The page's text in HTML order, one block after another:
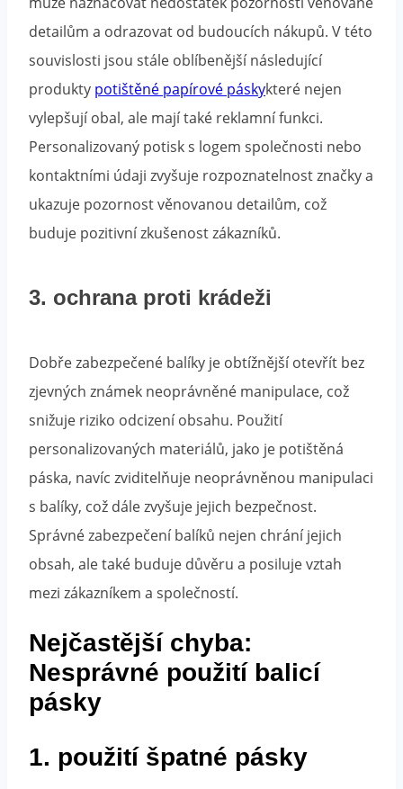
detailům a odrazovat od budoucích nákupů. V této
souvislosti jsou stále oblíbenější následující
produkty potištěné papírové páskykteré nejen
vylepšují obal, ale mají také reklamní funkci.
Personalizovaný potisk s logem společnosti nebo
kontaktními údaji zvyšuje rozpoznatelnost značky a
ukazuje pozornost věnovanou detailům, což
buduje pozitivní zkušenost zákazníků.
3. ochrana proti krádeži
Dobře zabezpečené balíky je obtížnější otevřít bez
zjevných známek neoprávněné manipulace, což
snižuje riziko odcizení obsahu. Použití
personalizovaných materiálů, jako je potištěná
páska, navíc zviditelňuje neoprávněnou manipulaci
s balíky, což dále zvyšuje jejich bezpečnost.
Správné zabezpečení balíků nejen chrání jejich
obsah, ale také buduje důvěru a posiluje vztah
mezi zákazníkem a společností.
Nejčastější chyba:
Nesprávné použití balicí
pásky
1. použití špatné pásky